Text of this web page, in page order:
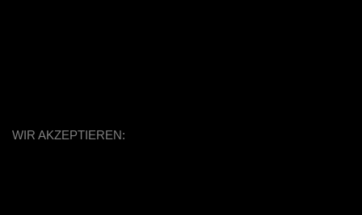
WIR AKZEPTIEREN: